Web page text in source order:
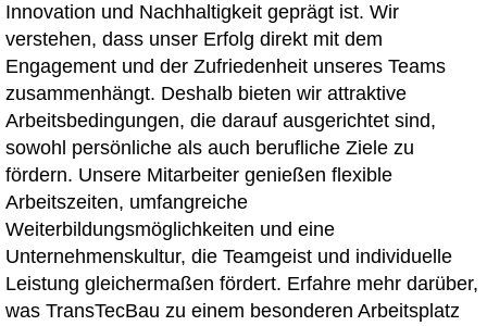
Innovation und Nachhaltigkeit geprägt ist. Wir
verstehen, dass unser Erfolg direkt mit dem
Engagement und der Zufriedenheit unseres Teams
zusammenhängt. Deshalb bieten wir attraktive
Arbeitsbedingungen, die darauf ausgerichtet sind,
sowohl persönliche als auch berufliche Ziele zu
fördern. Unsere Mitarbeiter genießen flexible
Arbeitszeiten, umfangreiche
Weiterbildungsmöglichkeiten und eine
Unternehmenskultur, die Teamgeist und individuelle
Leistung gleichermaßen fördert. Erfahre mehr darüber,
was TransTecBau zu einem besonderen Arbeitsplatz